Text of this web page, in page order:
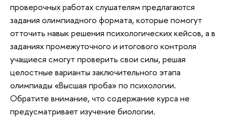
проверочных работах слушателям предлагаются
задания олимпиадного формата, которые помогут
отточить навык решения психологических кейсов, а в
заданиях промежуточного и итогового контроля
учащиеся смогут проверить свои силы, решая
целостные варианты заключительного этапа
олимпиады «Высшая проба» по психологии.
Обратите внимание, что содержание курса не
предусматривает изучение биологии.